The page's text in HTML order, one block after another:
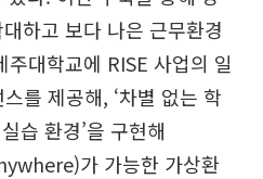
하고 보다 나은 근무환경
대학교에 RISE 사업의 일
를 제공해, ‘차별 없는 학
습 환경’을 구현해
가 가능한 가상환